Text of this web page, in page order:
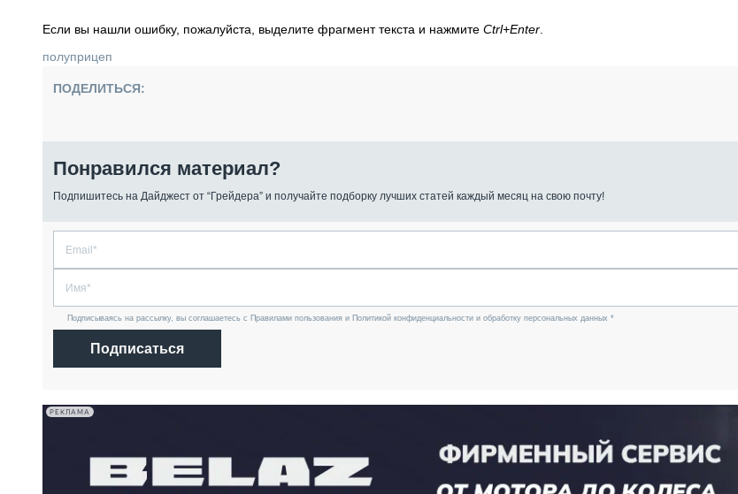
Если вы нашли ошибку, пожалуйста, выделите фрагмент текста и нажмите Ctrl+Enter
полуприцеп
ПОДЕЛИТЬСЯ:
Понравился материал?
Подпишитесь на Дайджест от “Грейдера” и получайте подборку лучших статей каждый месяц на свою почту!
Подписываясь на рассылку, вы соглашаетесь с Правилами пользования и Политикой конфиденциальности и обработку персональных данных *
Подписаться
РЕКЛАМА